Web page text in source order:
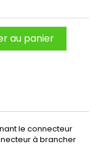
au panier
le connecteur
à brancher